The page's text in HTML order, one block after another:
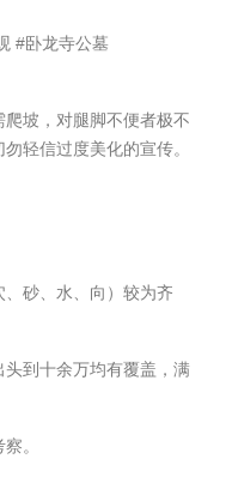
#卧龙寺公墓
坡，对腿脚不便者极不
轻信过度美化的宣传。
砂、水、向）较为齐
到十余万均有覆盖，满
。